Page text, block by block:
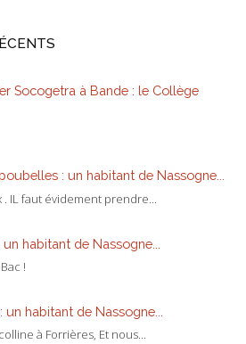
Socogetra à Bande : le Collège
: un habitant de Nassogne...
. IL faut évidement prendre...
habitant de Nassogne...
!
habitant de Nassogne...
à Forrières, Et nous...